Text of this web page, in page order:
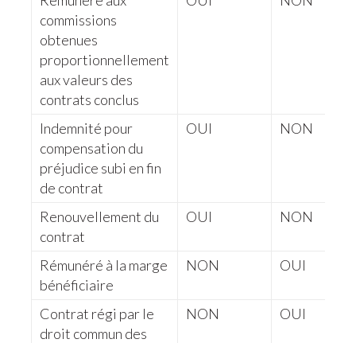
commissions
obtenues
proportionnellement
aux valeurs des
contrats conclus
Indemnité pour
compensation du
préjudice subi en fin
de contrat
OUI NON
Renouvellement du
contrat
OUI NON
Rémunéré à la marge
bénéficiaire
NON OUI
Contrat régi par le
droit commun des
NON OUI